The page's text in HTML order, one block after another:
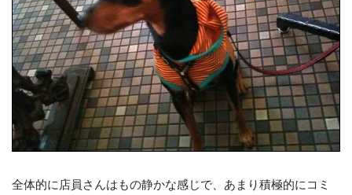
全体的に店員さんはもの静かな感じで、あまり積極的にコミ